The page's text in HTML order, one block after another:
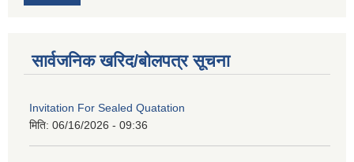
सार्वजनिक खरिद/बोलपत्र सूचना
Invitation For Sealed Quatation
मिति: 06/16/2026 - 09:36